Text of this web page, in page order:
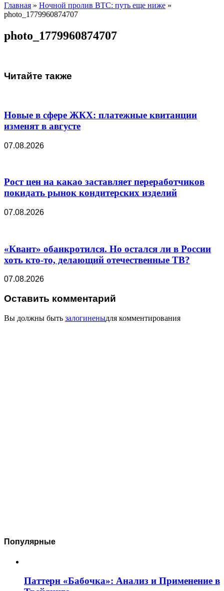
Главная » Ночной пролив BTC: путь еще ниже »
photo_1779960874707
photo_1779960874707
Читайте также
Новые в сфере ЖКХ: платежные квитанции
изменят в августе
07.08.2026
Рост цен на какао заставляет переработчиков
покидать рынок кондитерских изделий
07.08.2026
«Квант» обанкротился. Но остался ли в России
хоть кто-то, делающий отечественные ТВ?
07.08.2026
Оставить комментарий
Вы должны быть залогиненыдля комментирования
Популярные
Паттерн «Бабочка»: Анализ и Применение в